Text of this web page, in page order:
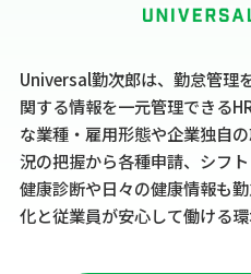
Universal勤次郎は、勤怠管理
関する情報を一元管理できる
な業種・雇用形態や企業独自
況の把握から各種申請、シフ
健康診断や日々の健康情報も
化と従業員が安心して働ける環